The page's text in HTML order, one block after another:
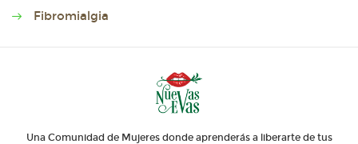
Fibromialgia
Una Comunidad de Mujeres donde aprenderás a liberarte de tus